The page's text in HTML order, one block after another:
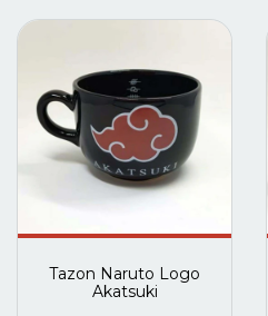
Tazon Naruto Logo
Akatsuki